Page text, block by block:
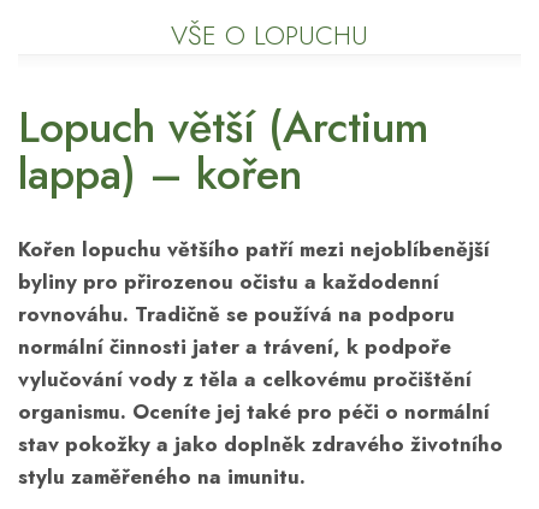
VŠE O LOPUCHU
Lopuch větší (Arctium
lappa) – kořen
Kořen lopuchu většího patří mezi nejoblíbenější
byliny pro přirozenou očistu a každodenní
rovnováhu. Tradičně se používá na podporu
normální činnosti jater a trávení, k podpoře
vylučování vody z těla a celkovému pročištění
organismu. Oceníte jej také pro péči o normální
stav pokožky a jako doplněk zdravého životního
stylu zaměřeného na imunitu.